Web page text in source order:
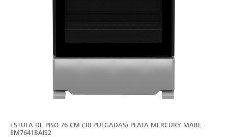
ESTUFA DE PISO 76 CM (30 PULGADAS) PLATA MERCURY MABE -
EM7641BAIS2